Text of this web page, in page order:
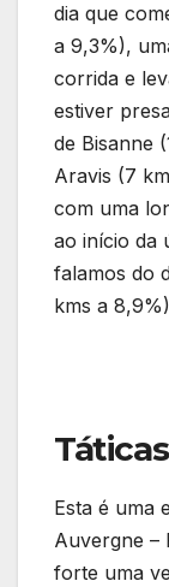
dia que
a 9,3%),
corrida e
estiver
de Bisanne
Aravis (7
com uma
ao início da
falamos do
kms a
Táticas
Esta é uma
Auvergne –
forte uma